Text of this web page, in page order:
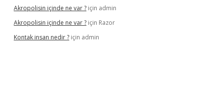
Akropolisin içinde ne var ? için admin
Akropolisin içinde ne var ? için Razor
Kontak insan nedir ? için admin